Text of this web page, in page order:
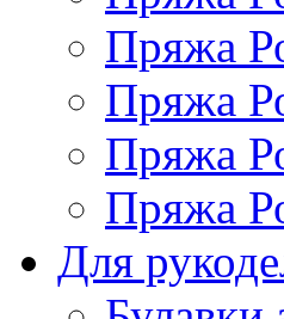
Пряжа
Пряжа
Пряжа
Пряжа
Для